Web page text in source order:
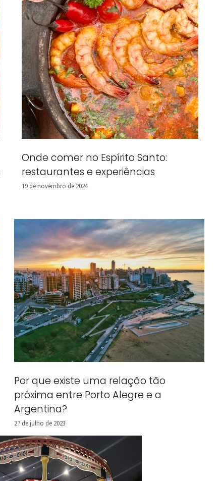
Onde comer no Espírito Santo:
restaurantes e experiências
19 de novembro de 2024
Por que existe uma relação tão
próxima entre Porto Alegre e a
Argentina?
27 de julho de 2023